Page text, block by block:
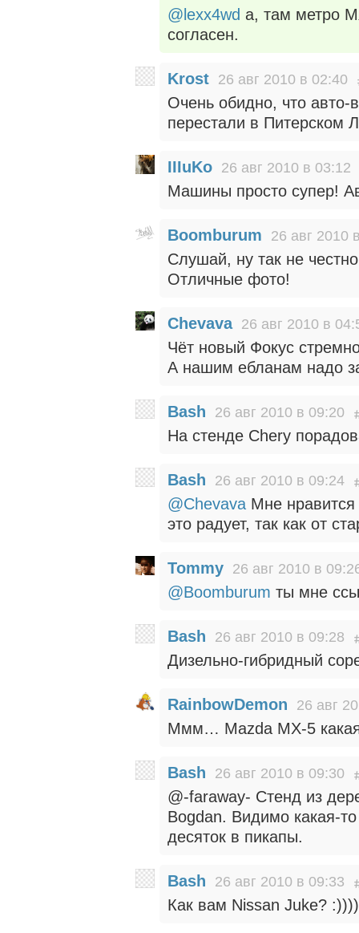
@lexx4wd а, там метро
согласен.
Krost 26 авг 2010 в 02:40
Очень обидно, что авто-
перестали в Питерском
IIIuKo 26 авг 2010 в 03:12
Машины просто супер!
Boomburum 26 авг 2010
Слушай, ну так не
Отличные фото!
Chevava 26 авг 2010 в
Чёт новый Фокус
А нашим ебланам надо
Bash 26 авг 2010 в 09:20
На стенде Chery
Bash 26 авг 2010 в 09:24
@Chevava Мне
это радует, так как от
Tommy 26 авг 2010 в
@Boomburum ты мне
Bash 26 авг 2010 в 09:28
Дизельно-гибридный
RainbowDemon 26 авг
Ммм… Mazda MX-5
Bash 26 авг 2010 в 09:30
@-faraway- Стенд из
Bogdan. Видимо какая-
десяток в пикапы.
Bash 26 авг 2010 в 09:33
Как вам Nissan Juke? :))))